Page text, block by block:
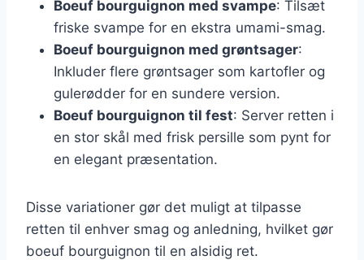
Boeuf bourguignon med svampe: Tilsæt
friske svampe for en ekstra umami-smag.
Boeuf bourguignon med grøntsager:
Inkluder flere grøntsager som kartofler og
gulerødder for en sundere version.
Boeuf bourguignon til fest: Server retten i
en stor skål med frisk persille som pynt for
en elegant præsentation.
Disse variationer gør det muligt at tilpasse
retten til enhver smag og anledning, hvilket gør
boeuf bourguignon til en alsidig ret.